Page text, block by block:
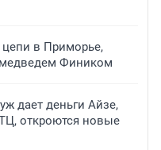
в Приморье,
Фиником
дает деньги Айзе,
откроются новые